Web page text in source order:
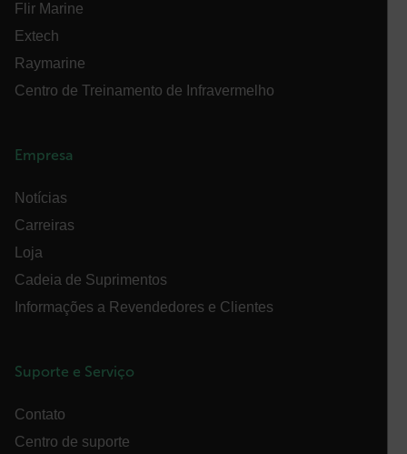
Flir Marine
Extech
Raymarine
Centro de Treinamento de Infravermelho
Empresa
Notícias
Carreiras
Loja
Cadeia de Suprimentos
Informações a Revendedores e Clientes
Suporte e Serviço
Contato
Centro de suporte